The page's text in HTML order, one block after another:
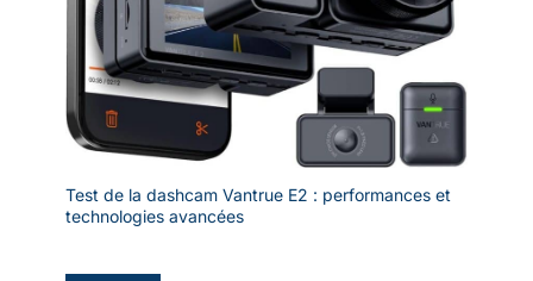
sérénité totale à chaque voyage. L'ultime attention pour le
conducteur exigeant.
Test de la dashcam Vantrue E2 : performances et
technologies avancées